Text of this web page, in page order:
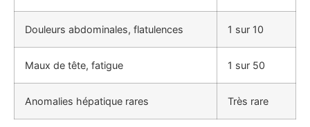
Douleurs abdominales, flatulences 1 sur 10
Maux de tête, fatigue 1 sur 50
Anomalies hépatique rares Très rare